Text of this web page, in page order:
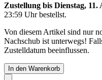
Zustellung bis Dienstag, 11.
23:59 Uhrbestellst.
Von diesem Artikel sind nur
Nachschub ist unterwegs!
Zustelldatum beeinflussen.
In den Warenkorb